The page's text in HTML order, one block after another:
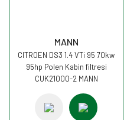
MANN
CITROEN DS3 1.4 VTi 95 70kw
95hp Polen Kabin filtresi
CUK21000-2 MANN